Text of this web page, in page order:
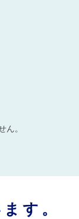
ん。
す。